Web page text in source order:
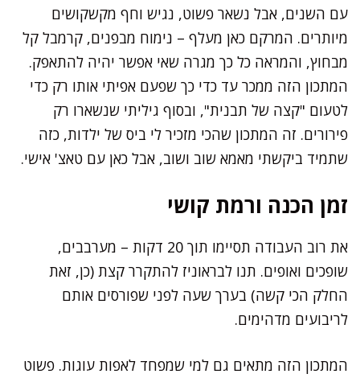
עם השנים, אבל נשאר פשוט, נגיש וחף מקשקושים
מיותרים. המרקם כאן מעלף – נימוח מבפנים, קרמבל קל
מבחוץ, והמראה כל כך מגרה שאי אפשר יהיה להתאפק.
המתכון הזה ממכר עד כדי כך שפעם אפיתי אותו רק כדי
לטעום "קצה של תבנית", ובסוף גיליתי שנשארו רק
פירורים. זה המתכון שהכי מזכיר לי ביס של ילדות, כזה
שתמיד ביקשתי מאמא שוב ושוב, אבל כאן עם טאצ' אישי.
זמן הכנה ורמת קושי
את רוב העבודה תסיימו תוך 20 דקות – מערבבים,
שופכים ואופים. תנו לבראוניז להתקרר קצת (כן, זאת
החלק הכי קשה) בערך שעה לפני שפורסים אותם
לריבועים מדהימים.
המתכון הזה מתאים גם למי שמפחד לאפות עוגות. פשוט